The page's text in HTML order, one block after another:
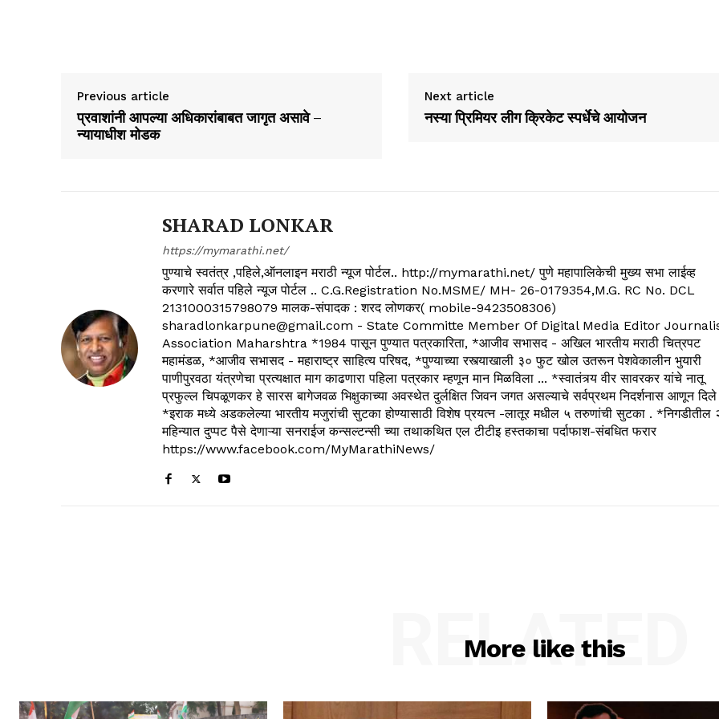
Previous article
प्रवाशांनी आपल्या अधिकारांबाबत जागृत असावे –
न्यायाधीश मोडक​​​​
Next article
नस्या प्रिमियर लीग क्रिकेट स्पर्धेचे आयोजन
SHARAD LONKAR
https://mymarathi.net/
पुण्याचे स्वतंत्र ,पहिले,ऑनलाइन मराठी न्यूज पोर्टल.. http://mymarathi.net/ पुणे महापालिकेची मुख्य सभा लाईव्ह
करणारे सर्वात पहिले न्यूज पोर्टल .. C.G.Registration No.MSME/ MH- 26-0179354,M.G. RC No. DCL
2131000315798079 मालक-संपादक : शरद लोणकर( mobile-9423508306)
sharadlonkarpune@gmail.com - State Committe Member Of Digital Media Editor
Association Maharshtra *1984 पासून पुण्यात पत्रकारिता, *आजीव सभासद - अखिल भारतीय मराठी चित्रपट
महामंडळ, *आजीव सभासद - महाराष्ट्र साहित्य परिषद, *पुण्याच्या रस्त्याखाली ३० फुट खोल उतरून पेशवेकालीन भुयारी
पाणीपुरवठा यंत्रणेचा प्रत्यक्षात माग काढणारा पहिला पत्रकार म्हणून मान मिळविला ... *स्वातंत्र्य वीर सावरकर यांचे नातू
प्रफुल्ल चिपळूणकर हे सारस बागेजवळ भिक्षुकाच्या अवस्थेत दुर्लक्षित जिवन जगत असल्याचे सर्वप्रथम निदर्शनास आणून दिले
*इराक मध्ये अडकलेल्या भारतीय मजुरांची सुटका होण्यासाठी विशेष प्रयत्न -लातूर मधील ५ तरुणांची सुटका . *निगडीतील
महिन्यात दुप्पट पैसे देणाऱ्या सनराईज कन्सल्टन्सी च्या तथाकथित एल टीटीइ हस्तकाचा पर्दाफाश-संबधित फरार
https://www.facebook.com/MyMarathiNews/
More like this
RELATED